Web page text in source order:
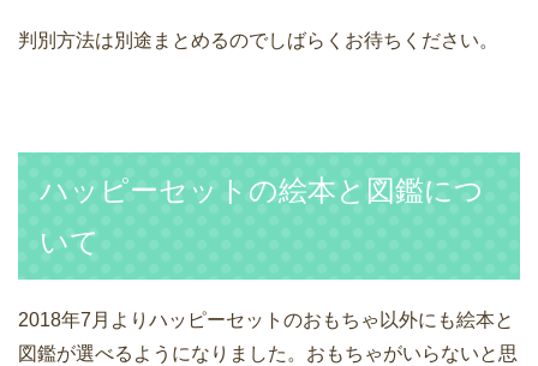
判別方法は別途まとめるのでしばらくお待ちください。
ハッピーセットの絵本と図鑑につ
いて
2018年7月よりハッピーセットのおもちゃ以外にも絵本と
図鑑が選べるようになりました。おもちゃがいらないと思